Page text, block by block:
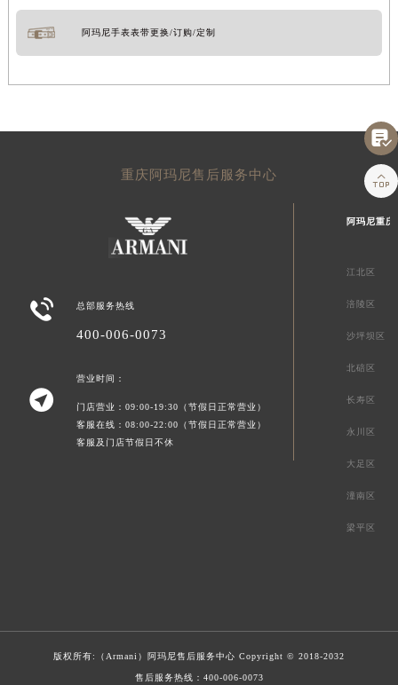
阿玛尼手表表带更换/订购/定制
重庆阿玛尼售后服务中心
 总部服务热线
400-006-0073

营业时间：
门店营业：09:00-19:30（节假日正常营业）
客服在线：08:00-22:00（节假日正常营业）
客服及门店节假日不休
阿玛尼重
江北区
涪陵区
沙坪坝区
北碚区
长寿区
永川区
大足区
潼南区
梁平区
版权所有:（Armani） 阿玛尼售后服务中心 Copyright © 2018-2032
售后服务热线： 400-006-0073

